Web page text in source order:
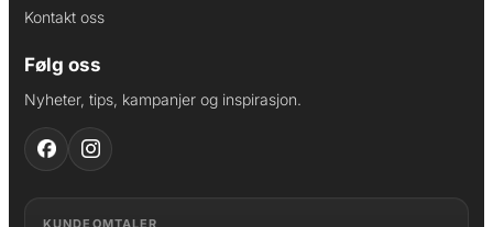
Kontakt oss
Følg oss
Nyheter, tips, kampanjer og inspirasjon.
KUNDEOMTALER